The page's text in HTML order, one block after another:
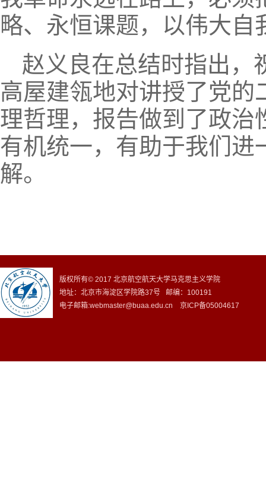
略、永恒课题，以伟大
赵义良在总结时指出，
高屋建瓴地对讲授了党
理哲理，报告做到了政治
有机统一，有助于我们进
解。
版权所有© 2017 北京航空航天大学马克思主义学院
地址：北京市海淀区学院路37号 邮编：100191
电子邮箱:webmaster@buaa.edu.cn 京ICP备05004617